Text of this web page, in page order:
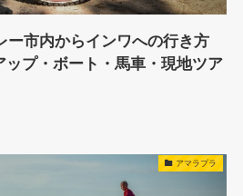
ー市内からインワへの行き方
ップ・ボート・馬車・現地ツア
アマラプラ